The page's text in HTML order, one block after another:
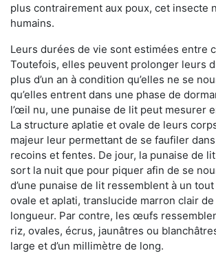
plus contrairement aux poux, cet insecte
humains.
Leurs durées de vie sont estimées entre
Toutefois, elles peuvent prolonger leurs
plus d’un an à condition qu’elles ne se
qu’elles entrent dans une phase de
l’œil nu, une punaise de lit peut mesurer
La structure aplatie et ovale de leurs
majeur leur permettant de se faufiler
recoins et fentes. De jour, la punaise de
sort la nuit que pour piquer afin de se
d’une punaise de lit ressemblent à un
ovale et aplati, translucide marron clair de
longueur. Par contre, les œufs
riz, ovales, écrus, jaunâtres ou
large et d’un millimètre de long.